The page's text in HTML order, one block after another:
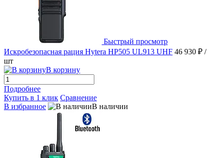
Быстрый просмотр
Искробезопасная рация Hytera HP505 UL913 UHF 46 930 ₽ /
шт
В корзину
Подробнее
Купить в 1 клик Сравнение
В избранное
В наличии